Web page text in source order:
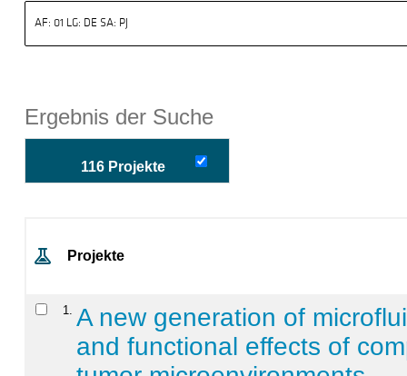
Ergebnis der Suche
116 Projekte
Projekte
1
A new generation of
and functional effects of